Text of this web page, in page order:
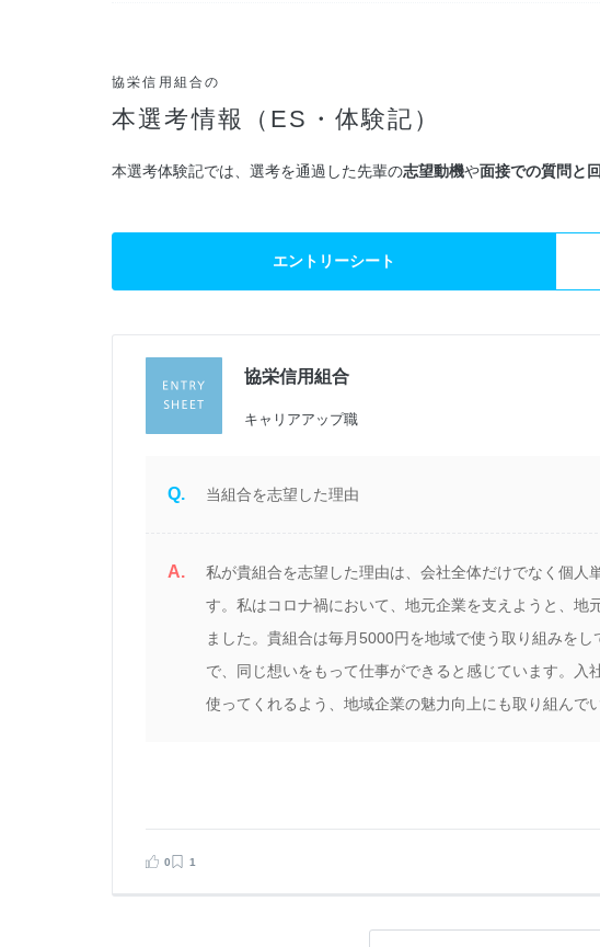
協栄信用組合の
本選考情報（ES・体験記）
本選考体験記では、選考を通過した先輩の志望動機や面接での質問と
エントリーシート
協栄信用組合
キャリアアップ職
Q. 当組合を志望した理由
A.
私が貴組合を志望した理由は、会社全体だけでなく個
す。私はコロナ禍において、地元企業を支えようと、地
ました。貴組合は毎月5000円を地域で使う取り組みを
で、同じ想いをもって仕事ができると感じています。
使ってくれるよう、地域企業の魅力向上にも取り組んで
0 1